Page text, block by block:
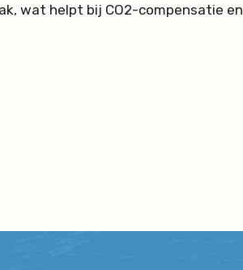
wat helpt bij CO2-compensatie en